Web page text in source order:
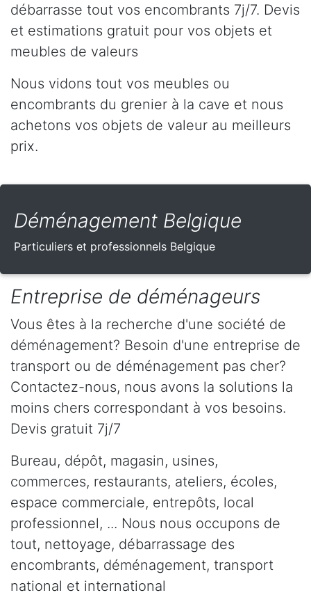
débarrasse tout vos encombrants 7j/7. Devis
et estimations gratuit pour vos objets et
meubles de valeurs
Nous vidons tout vos meubles ou
encombrants du grenier à la cave et nous
achetons vos objets de valeur au meilleurs
prix.
Déménagement Belgique
Particuliers et professionnels Belgique
Entreprise de déménageurs
Vous êtes à la recherche d'une société de
déménagement? Besoin d'une entreprise de
transport ou de déménagement pas cher?
Contactez-nous, nous avons la solutions la
moins chers correspondant à vos besoins.
Devis gratuit 7j/7
Bureau, dépôt, magasin, usines,
commerces, restaurants, ateliers, écoles,
espace commerciale, entrepôts, local
professionnel, ... Nous nous occupons de
tout, nettoyage, débarrassage des
encombrants, déménagement, transport
national et international